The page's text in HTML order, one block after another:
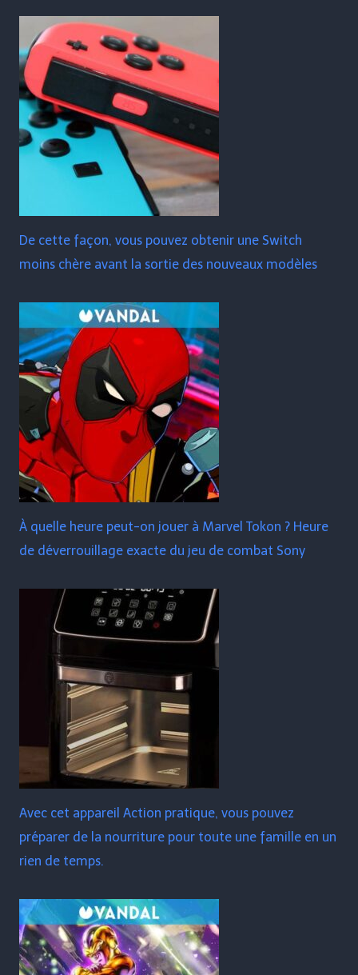
De cette façon, vous pouvez obtenir une Switch
moins chère avant la sortie des nouveaux modèles
À quelle heure peut-on jouer à Marvel Tokon ? Heure
de déverrouillage exacte du jeu de combat Sony
Avec cet appareil Action pratique, vous pouvez
préparer de la nourriture pour toute une famille en un
rien de temps.